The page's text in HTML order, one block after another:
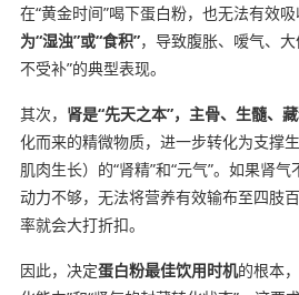
在“黄金时间”喝下蛋白粉，也无法有效
为“湿浊”或“食积”，导致腹胀、嗳气、
不受补”的典型表现。
其次， 肾是“先天之本”，主骨、生髓、
化而来的精微物质，进一步转化为支撑
肌肉生长）的“肾精”和“元气”。如果肾
动力不够，无法将营养有效输布至四肢
率就会大打折扣。
因此，决定蛋白粉最佳饮用时机的根本